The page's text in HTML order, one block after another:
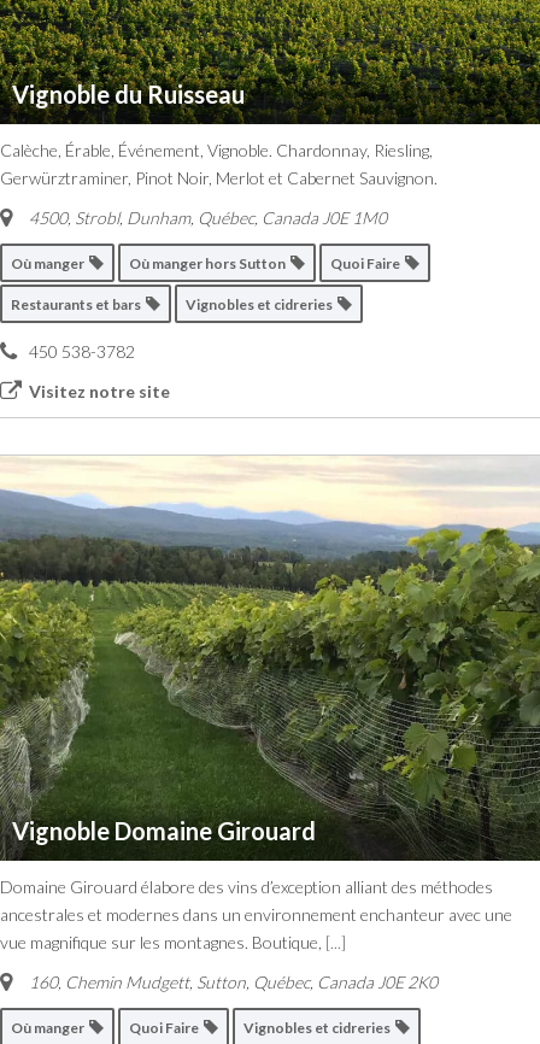
Vignoble du Ruisseau
Calèche, Érable, Événement, Vignoble. Chardonnay, Riesling,
Gerwürztraminer, Pinot Noir, Merlot et Cabernet Sauvignon.
4500, Strobl, Dunham, Québec, Canada J0E 1M0
Où manger Où manger hors Sutton Quoi Faire
Restaurants et bars Vignobles et cidreries
450 538-3782
Visitez notre site
Vignoble Domaine Girouard
Domaine Girouard élabore des vins d’exception alliant des méthodes
ancestrales et modernes dans un environnement enchanteur avec une
vue magnifique sur les montagnes. Boutique, [...]
160, Chemin Mudgett, Sutton Québec, Canada J0E 2K0
Où manger Quoi Faire Vignobles et cidreries